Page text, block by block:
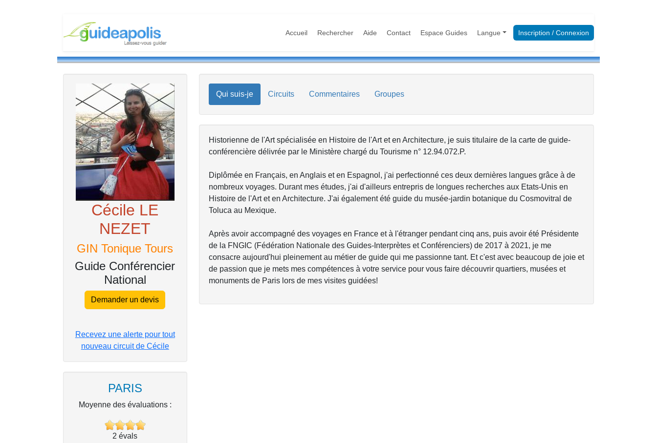
Accueil Rechercher Aide Contact Espace Guides Langue Inscription / Connexion
Cécile LE
NEZET
GIN Tonique Tours
Guide Conférencier
National
Demander un devis
Recevez une alerte pour tout
nouveau circuit de Cécile
PARIS
Moyenne des évaluations :
2 évals
Qui suis-je Circuits Commentaires Groupes
Historienne de l'Art spécialisée en Histoire de l'Art et en Architecture, je suis titulaire de la carte de guide-
conférencière délivrée par le Ministère chargé du Tourisme n° 12.94.072.P.
Diplômée en Français, en Anglais et en Espagnol, j'ai perfectionné ces deux dernières langues grâce à de
nombreux voyages. Durant mes études, j'ai d'ailleurs entrepris de longues recherches aux Etats-Unis en
Histoire de l'Art et en Architecture. J'ai également été guide du musée-jardin botanique du Cosmovitral de
Toluca au Mexique.
Après avoir accompagné des voyages en France et à l'étranger pendant cinq ans, puis avoir été Présidente
de la FNGIC (Fédération Nationale des Guides-Interprètes et Conférenciers) de 2017 à 2021, je me
consacre aujourd'hui pleinement au métier de guide qui me passionne tant. Et c'est avec beaucoup de joie et
de passion que je mets mes compétences à votre service pour vous faire découvrir quartiers, musées et
monuments de Paris lors de mes visites guidées!